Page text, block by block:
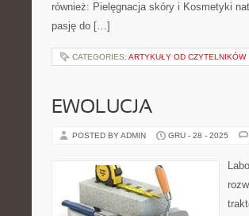
również: Pielęgnacja skóry i Kosmetyki
pasję do […]
CATEGORIES: ARTYKUŁY OD CZYTELNIKÓW
EWOLUCJA
POSTED BY ADMIN GRU - 28 - 2025